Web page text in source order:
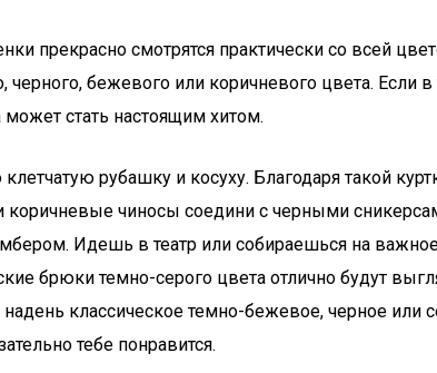
прекрасно смотрятся практически со всей
бежевого или коричневого цвета.
стать настоящим хитом.
рубашку и косуху. Благодаря такой
чиносы соедини с черными
Идешь в театр или собираешься на
брюки темно-серого цвета отлично будут
классическое темно-бежевое, черное
тебе понравится.